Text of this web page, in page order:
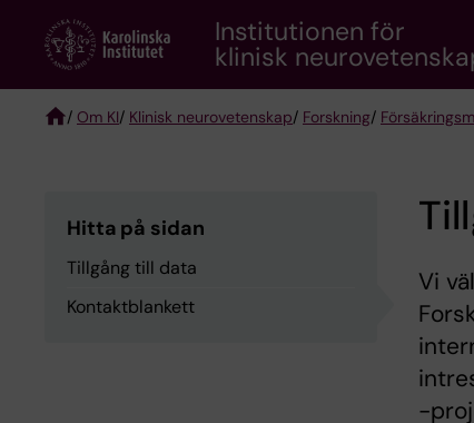
content
Institutionen för
klinisk
/ Om KI/ Klinisk neurovetenskap/ Forskning/
Hitta på sidan
Tillgång till data
Kontaktblankett
Vi
-